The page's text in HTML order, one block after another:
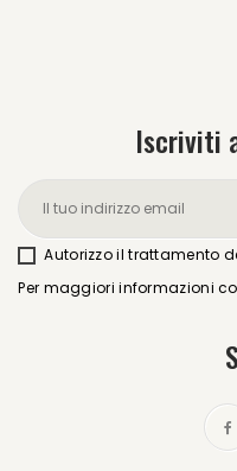
Iscriviti
Autorizzo il trattamento
Per maggiori informazioni